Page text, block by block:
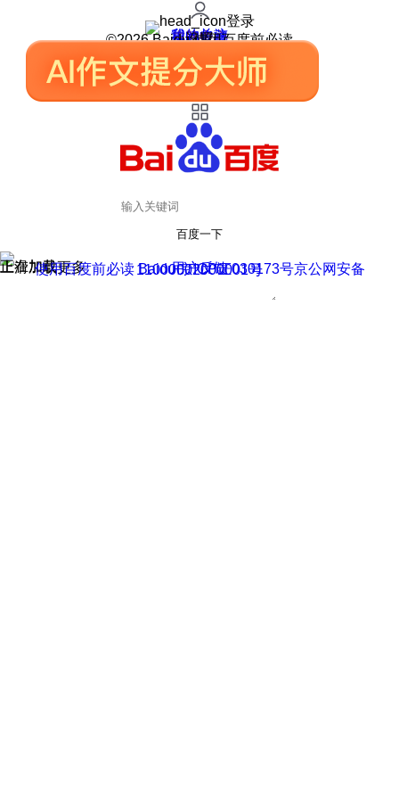
登录
我的关注
我的收藏
皮肤中心
用户反馈
设置
©2026 Baidu 使用百度前必读
百度一下
正在加载
上滑加载更多 用户反馈
使用百度前必读 Baidu 京ICP证030173号
京公网安备11000002000001号